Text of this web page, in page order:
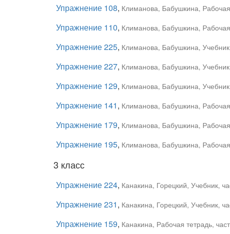
Упражнение 108, Климанова, Бабушкина, Рабочая
Упражнение 110, Климанова, Бабушкина, Рабочая
Упражнение 225, Климанова, Бабушкина,
Упражнение 227, Климанова, Бабушкина,
Упражнение 129, Климанова, Бабушкина,
Упражнение 141, Климанова, Бабушкина, Рабочая
Упражнение 179, Климанова, Бабушкина, Рабочая
Упражнение 195, Климанова, Бабушкина, Рабочая
3 класс
Упражнение 224, Канакина, Горецкий, Учебник,
Упражнение 231, Канакина, Горецкий, Учебник,
Упражнение 159, Канакина, Рабочая тетрадь,